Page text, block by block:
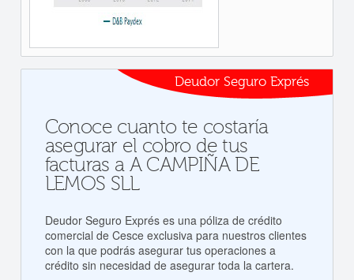
Deudor Seguro Exprés
Conoce cuanto te costaría
asegurar el cobro de tus
facturas a A CAMPIÑA DE
LEMOS SLL
Deudor Seguro Exprés es una póliza de crédito
comercial de Cesce exclusiva para nuestros clientes
con la que podrás asegurar tus operaciones a
crédito sin necesidad de asegurar toda la cartera.